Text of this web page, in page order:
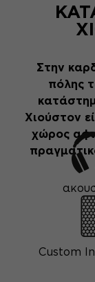
Στην
πόλης
Χιούστον
χώρος
Custom